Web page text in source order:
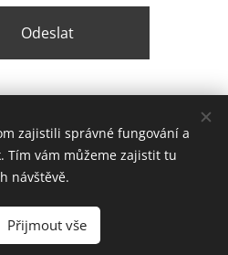
Odeslat
s.r.o.
Cookies
zajistili správné fungování a
Tím vám můžeme zajistit tu
návštěvě.
Přijmout vše